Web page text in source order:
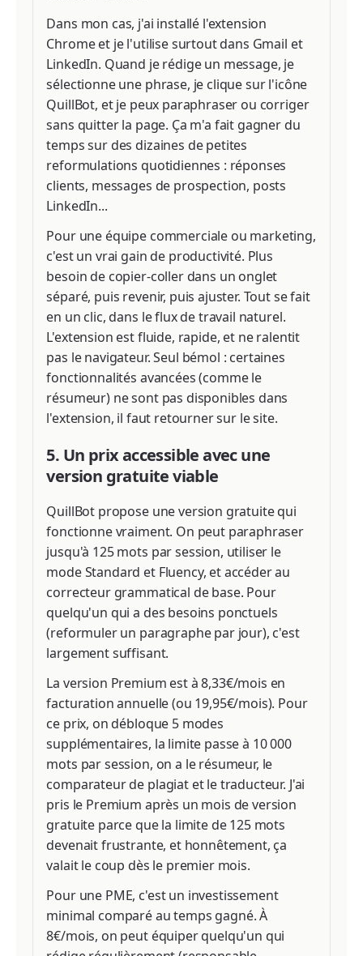
Dans mon cas, j'ai installé l'extension
Chrome et je l'utilise surtout dans Gmail et
LinkedIn. Quand je rédige un message, je
sélectionne une phrase, je clique sur l'icône
QuillBot, et je peux paraphraser ou corriger
sans quitter la page. Ça m'a fait gagner du
temps sur des dizaines de petites
reformulations quotidiennes : réponses
clients, messages de prospection, posts
LinkedIn...
Pour une équipe commerciale ou marketing,
c'est un vrai gain de productivité. Plus
besoin de copier-coller dans un onglet
séparé, puis revenir, puis ajuster. Tout se fait
en un clic, dans le flux de travail naturel.
L'extension est fluide, rapide, et ne ralentit
pas le navigateur. Seul bémol : certaines
fonctionnalités avancées (comme le
résumeur) ne sont pas disponibles dans
l'extension, il faut retourner sur le site.
5. Un prix accessible avec une
version gratuite viable
QuillBot propose une version gratuite qui
fonctionne vraiment. On peut paraphraser
jusqu'à 125 mots par session, utiliser le
mode Standard et Fluency, et accéder au
correcteur grammatical de base. Pour
quelqu'un qui a des besoins ponctuels
(reformuler un paragraphe par jour), c'est
largement suffisant.
La version Premium est à 8,33€/mois en
facturation annuelle (ou 19,95€/mois). Pour
ce prix, on débloque 5 modes
supplémentaires, la limite passe à 10 000
mots par session, on a le résumeur, le
comparateur de plagiat et le traducteur. J'ai
pris le Premium après un mois de version
gratuite parce que la limite de 125 mots
devenait frustrante, et honnêtement, ça
valait le coup dès le premier mois.
Pour une PME, c'est un investissement
minimal comparé au temps gagné. À
8€/mois, on peut équiper quelqu'un qui